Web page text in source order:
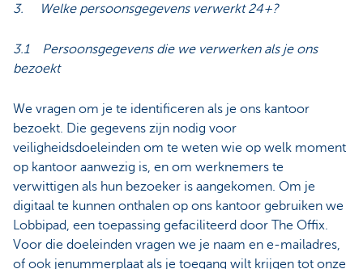
3. Welke persoonsgegevens verwerkt 24+?
3.1 Persoonsgegevens die we verwerken als je ons
bezoekt
We vragen om je te identificeren als je ons kantoor
bezoekt. Die gegevens zijn nodig voor
veiligheidsdoeleinden om te weten wie op welk moment
op kantoor aanwezig is, en om werknemers te
verwittigen als hun bezoeker is aangekomen. Om je
digitaal te kunnen onthalen op ons kantoor gebruiken we
Lobbipad, een toepassing gefaciliteerd door The Offix.
Voor die doeleinden vragen we je naam en e-mailadres,
of ook jenummerplaat als je toegang wilt krijgen tot onze